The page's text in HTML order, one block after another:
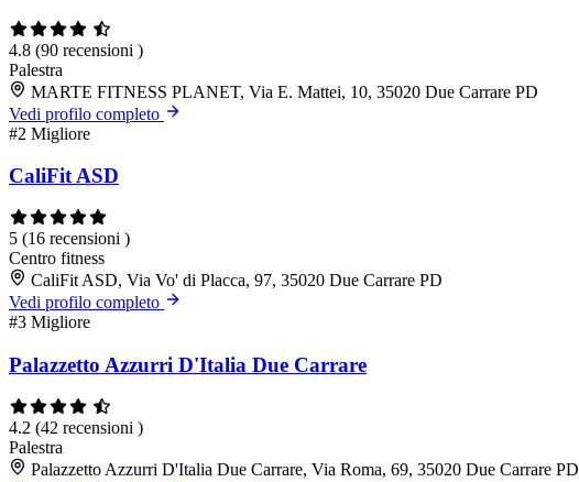
4.8 (90 recensioni )
Palestra
MARTE FITNESS PLANET, Via E. Mattei, 10, 35020 Due Carrare PD
Vedi profilo completo
#2 Migliore
CaliFit ASD
5 (16 recensioni )
Centro fitness
CaliFit ASD, Via Vo' di Placca, 97, 35020 Due Carrare PD
Vedi profilo completo
#3 Migliore
Palazzetto Azzurri D'Italia Due Carrare
4.2 (42 recensioni )
Palestra
Palazzetto Azzurri D'Italia Due Carrare, Via Roma, 69, 35020 Due Carrare PD